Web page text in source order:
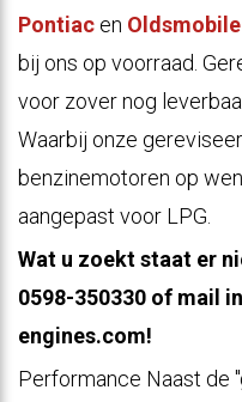
Pontiac en Oldsmobile
bij ons op voorraad.
voor zover nog
Waarbij onze
benzinemotoren op
aangepast voor LPG.
Wat u zoekt staat er
0598-350330 of mail
engines.com!
Performance Naast de